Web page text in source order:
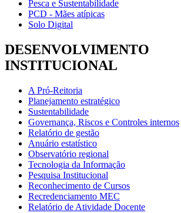
Pesca e Sustentabilidade
PCD - Mães atípicas
Solo Digital
DESENVOLVIMENTO
INSTITUCIONAL
A Pró-Reitoria
Planejamento estratégico
Sustentabilidade
Governança, Riscos e Controles internos
Relatório de gestão
Anuário estatístico
Observatório regional
Tecnologia da Informação
Pesquisa Institucional
Reconhecimento de Cursos
Recredenciamento MEC
Relatório de Atividade Docente